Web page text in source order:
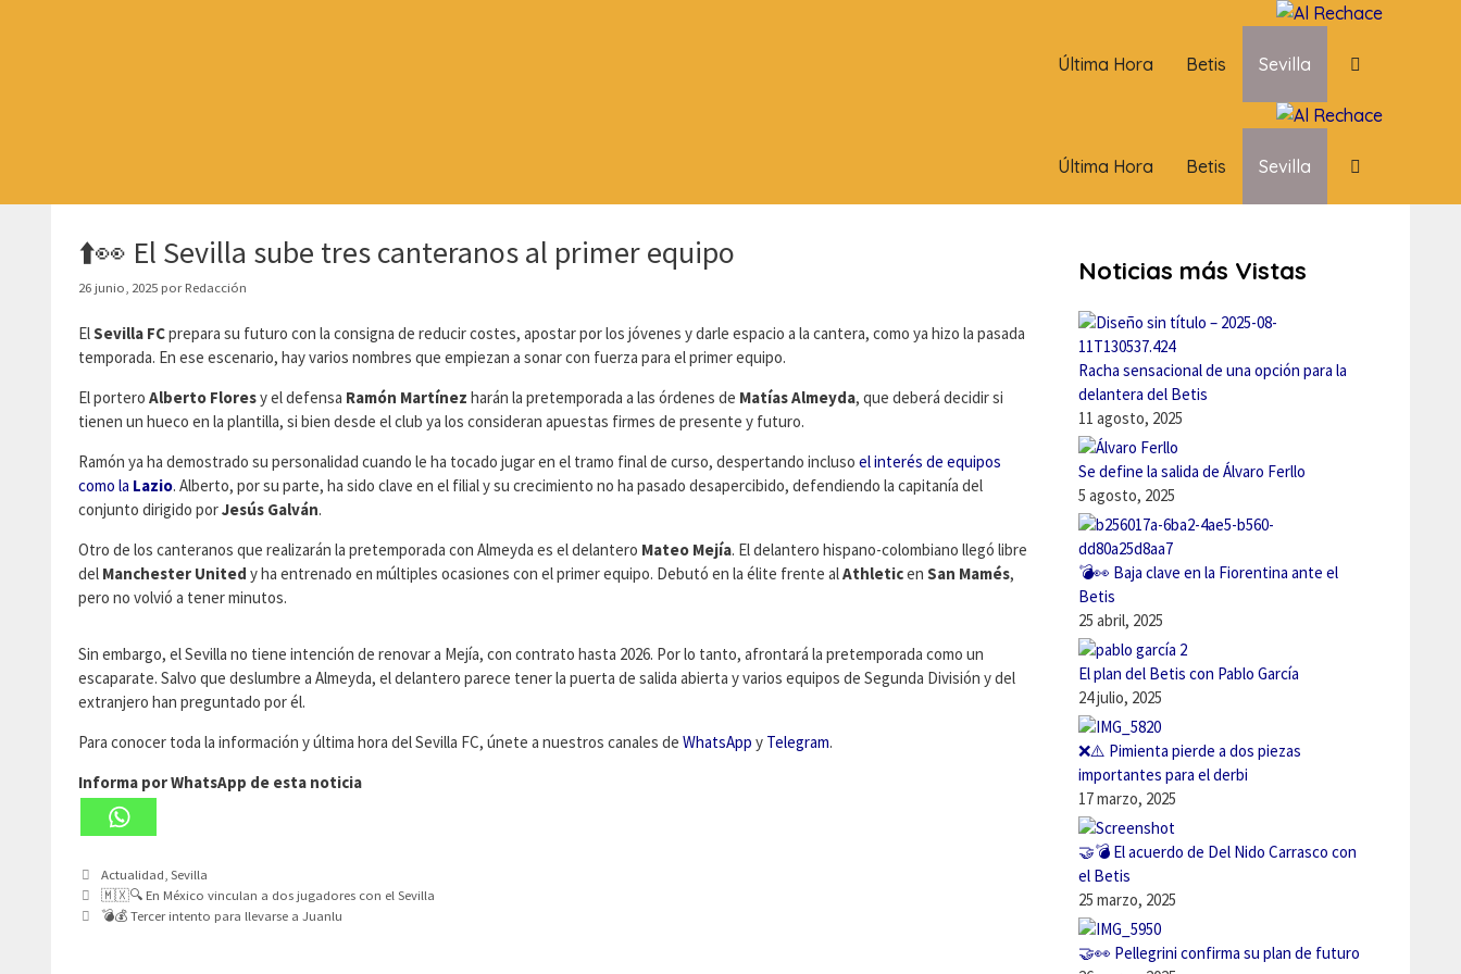
Última Hora Betis Sevilla
Última Hora Betis Sevilla
⬆️👀 El Sevilla sube tres canteranos al primer equipo
26 junio, 2025 porRedacción
ElSevilla FCprepara su futuro con la consigna de reducir costes, apostar por los jóvenes y darle espacio a la cantera, como ya hizo la pasada
temporada. En ese escenario, hay varios nombres que empiezan a sonar con fuerza para el primer equipo.
El portero Alberto Floresy el defensa Ramón Martínez harán la pretemporada a las órdenes de Matías Almeyda, que deberá decidir si
tienen un hueco en la plantilla, si bien desde el club ya los consideran apuestas firmes de presente y futuro.
Ramón ya ha demostrado su personalidad cuando le ha tocado jugar en el tramo final de curso, despertando incluso el interés de equipos
como la Lazio. Alberto, por su parte, ha sido clave en el filial y su crecimiento no ha pasado desapercibido, defendiendo la capitanía del
conjunto dirigido porJesús Galván.
Otro de los canteranos que realizarán la pretemporada con Almeyda es el delantero Mateo Mejía. El delantero hispano-colombiano llegó libre
del Manchester United y ha entrenado en múltiples ocasiones con el primer equipo. Debutó en la élite frente alAthleticen San Mamés,
pero no volvió a tener minutos.
Sin embargo, el Sevilla no tiene intención de renovar a Mejía, con contrato hasta 2026. Por lo tanto, afrontará la pretemporada como un
escaparate. Salvo que deslumbre a Almeyda, el delantero parece tener la puerta de salida abierta y varios equipos de Segunda División y del
extranjero han preguntado por él.
Para conocer toda la información y última hora del Sevilla FC, únete a nuestros canales de WhatsApp y Telegram.
Informa por WhatsApp de esta noticia
Categorías
Actualidad Sevilla
🇲🇽🔍 En México vinculan a dos jugadores con el Sevilla
💣💰 Tercer intento para llevarse a Juanlu
Noticias más Vistas
Racha sensacional de una opción para la
delantera del Betis
11 agosto, 2025
Se define la salida de Álvaro Ferllo
5 agosto, 2025
💣👀 Baja clave en la Fiorentina ante el
Betis
25 abril, 2025
El plan del Betis con Pablo García
24 julio, 2025
❌⚠️ Pimienta pierde a dos piezas
importantes para el derbi
17 marzo, 2025
🤝💣 El acuerdo de Del Nido Carrasco con
el Betis
25 marzo, 2025
🤝👀 Pellegrini confirma su plan de futuro